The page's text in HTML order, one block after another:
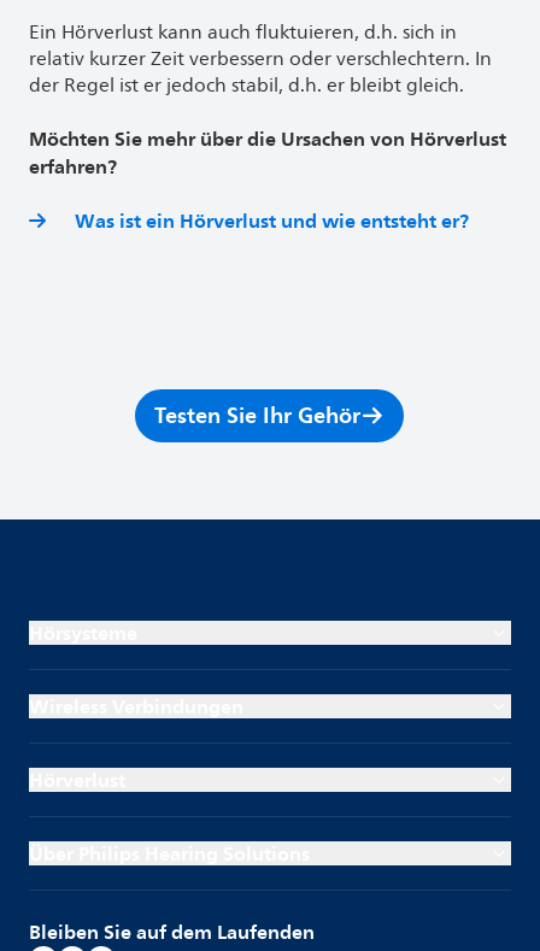
Ein Hörverlust kann auch fluktuieren, d.h. sich in
relativ kurzer Zeit verbessern oder verschlechtern. In
der Regel ist er jedoch stabil, d.h. er bleibt gleich.
Möchten Sie mehr über die Ursachen von Hörverlust
erfahren?
Was ist ein Hörverlust und wie entsteht er?
Testen Sie Ihr Gehör
Bleiben Sie auf dem Laufenden